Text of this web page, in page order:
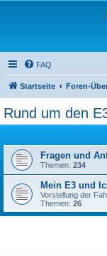
FAQ
Startseite Foren-
Rund um den
Fragen und
Themen: 234
Mein E3 und
Vorstellung der
Themen: 26